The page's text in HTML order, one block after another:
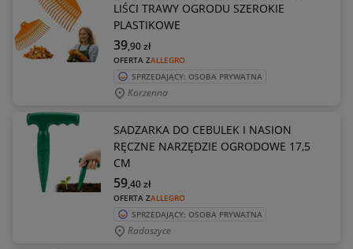
LIŚCI TRAWY OGRODU SZEROKIE
PLASTIKOWE
OFERTA ZALLEGRO
39,90zł
SPRZEDAJĄCY: OSOBA PRYWATNA
Korzenna
SADZARKA DO CEBULEK I NASION
RĘCZNE NARZĘDZIE OGRODOWE 17,5
CM
OFERTA ZALLEGRO
59,40zł
SPRZEDAJĄCY: OSOBA PRYWATNA
Radoszyce